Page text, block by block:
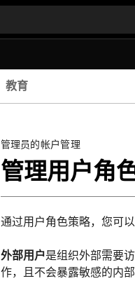
教育
管理员的帐户管理
管理用户角
通过用户角色策略，您可
外部用户是组织外部需要
作，且不会暴露敏感的内部